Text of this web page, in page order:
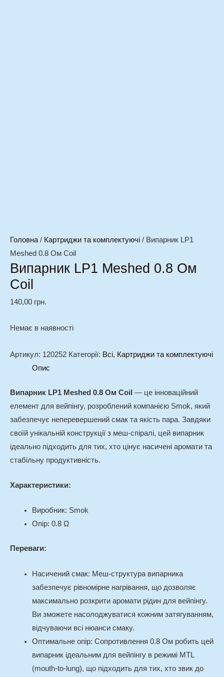
Головна/ Картриджи та комплектуючі / Випарник LP1
Meshed 0.8 Ом Coil
Випарник LP1 Meshed 0.8 Ом
Coil
140,00 грн.
Немає в наявності
Артикул: 120252 Категорії: Всі, Картриджи та комплектуючі
Опис
Випарник LP1 Meshed 0.8 Ом Coil — це інноваційний
елемент для вейпінгу, розроблений компанією Smok, який
забезпечує неперевершений смак та якість пара. Завдяки
своїй унікальній конструкції з меш-спіралі, цей випарник
ідеально підходить для тих, хто цінує насичені аромати та
стабільну продуктивність.
Характеристики:
Виробник: Smok
Опір: 0.8 Ω
Переваги:
Насичений смак: Меш-структура випарника
забезпечує рівномірне нагрівання, що дозволяє
максимально розкрити аромати рідин для вейпінгу.
Ви зможете насолоджуватися кожним затягуванням,
відчуваючи всі нюанси смаку.
Оптимальне опір: Сопротивлення 0.8 Ом робить цей
випарник ідеальним для вейпінгу в режимі MTL
(mouth-to-lung), що підходить для тих, хто звик до